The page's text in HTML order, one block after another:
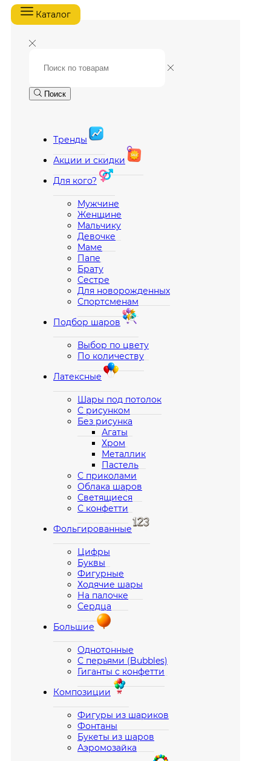
Каталог
Поиск
Тренды
Акции и скидки
Для кого?
Мужчине
Женщине
Мальчику
Девочке
Маме
Папе
Брату
Сестре
Для новорожденных
Спортсменам
Подбор шаров
Выбор по цвету
По количеству
Латексные
Шары под потолок
С рисунком
Без рисунка
Агаты
Хром
Металлик
Пастель
С приколами
Облака шаров
Светящиеся
С конфетти
Фольгированные
Цифры
Буквы
Фигурные
Ходячие шары
На палочке
Сердца
Большие
Однотонные
С перьями (Bubbles)
Гиганты с конфетти
Композиции
Фигуры из шариков
Фонтаны
Букеты из шаров
Аэромозайка